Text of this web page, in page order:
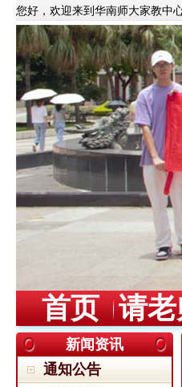
您好，欢迎来到华南师大家教中心
首页 请
新闻资讯
通知公告